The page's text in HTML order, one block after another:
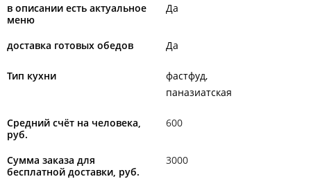
в описании есть актуальное
меню
Да
доставка готовых обедов Да
Тип кухни
фастфуд
паназиатская
Средний счёт на человека,
руб.
600
Сумма заказа для
бесплатной доставки, руб.
3000